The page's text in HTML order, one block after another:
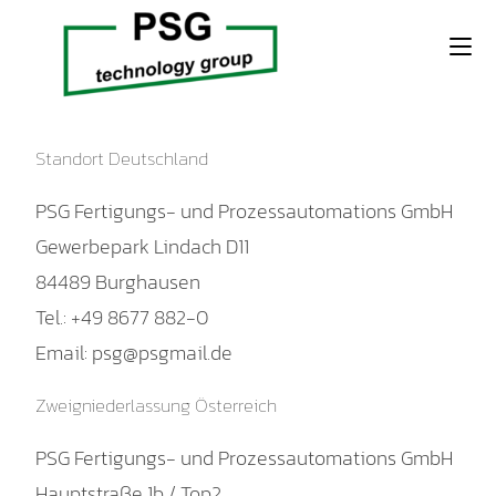
Standort Deutschland
PSG Fertigungs- und Prozessautomations GmbH
Gewerbepark Lindach D11
84489 Burghausen
Tel.: +49 8677 882-0
Email: psg@psgmail.de
Zweigniederlassung Österreich
PSG Fertigungs- und Prozessautomations GmbH